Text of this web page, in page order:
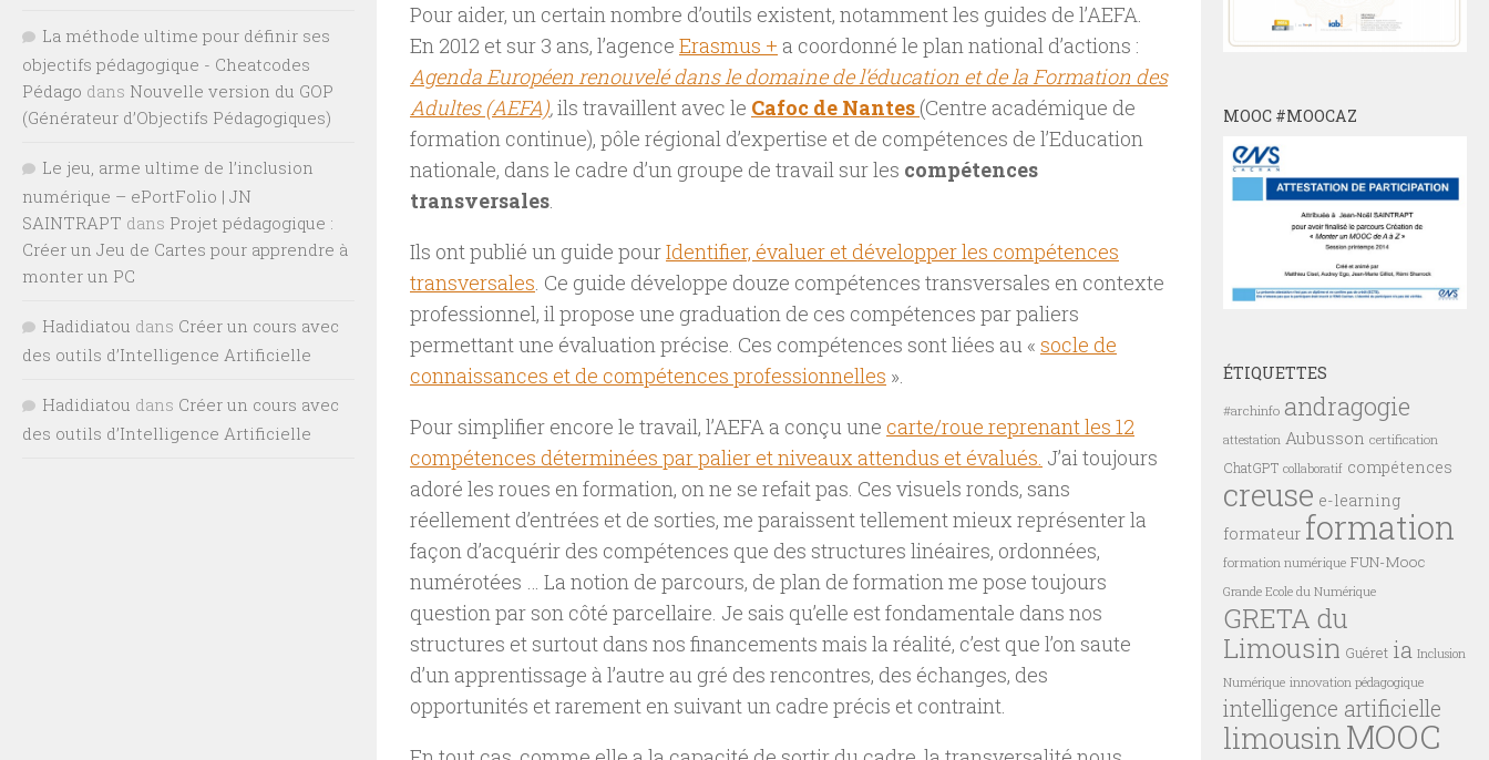
Pour aider, un certain nombre d’outils existent, notamment les guides de l’AEFA.
En 2012 et sur 3 ans, l’agence Erasmus + a coordonné le plan national d’actions :
Agenda Européen renouvelé dans le domaine de l’éducation et de la Formation des
Adultes (AEFA),ils travaillent avec le Cafoc de Nantes (Centre académique de
formation continue), pôle régional d’expertise et de compétences de l’Education
nationale, dans le cadre d’un groupe de travail sur les compétences
transversales.
Ils ont publié un guide pourIdentifier, évaluer et développer les compétences
transversales. Ce guide développe douze compétences transversales en contexte
professionnel, il propose une graduation de ces compétences par paliers
permettant une évaluation précise. Ces compétences sont liées au « socle de
connaissances et de compétences professionnelles ».
Pour simplifier encore le travail, l’AEFA a conçu une carte/roue reprenant les 12
compétences déterminées par palier et niveaux attendus et évalués. J’ai toujours
adoré les roues en formation, on ne se refait pas. Ces visuels ronds, sans
réellement d’entrées et de sorties, me paraissent tellement mieux représenter la
façon d’acquérir des compétences que des structures linéaires, ordonnées,
numérotées … La notion de parcours, de plan de formation me pose toujours
question par son côté parcellaire. Je sais qu’elle est fondamentale dans nos
structures et surtout dans nos financements mais la réalité, c’est que l’on saute
d’un apprentissage à l’autre au gré des rencontres, des échanges, des
opportunités et rarement en suivant un cadre précis et contraint.
La méthode ultime pour définir ses
objectifs pédagogique - Cheatcodes
Pédago dans Nouvelle version du GOP
(Générateur d’Objectifs Pédagogiques)
Le jeu, arme ultime de l’inclusion
numérique – ePortFolio | JN
SAINTRAPT dans Projet pédagogique :
Créer un Jeu de Cartes pour apprendre à
monter un PC
Hadidiatou dans Créer un cours avec
des outils d’Intelligence Artificielle
Hadidiatou dans Créer un cours avec
des outils d’Intelligence Artificielle
MOOC #MOOCAZ
ÉTIQUETTES
#archinfo andragogie
attestation Aubusson certification
ChatGPT collaboratif compétences
creuse e-learning
formateur formation
formation numérique FUN-Mooc
Grande Ecole du Numérique
GRETA du
Limousin Guéret ia Inclusion
Numérique innovation pédagogique
intelligence artificielle
limousin MOOC